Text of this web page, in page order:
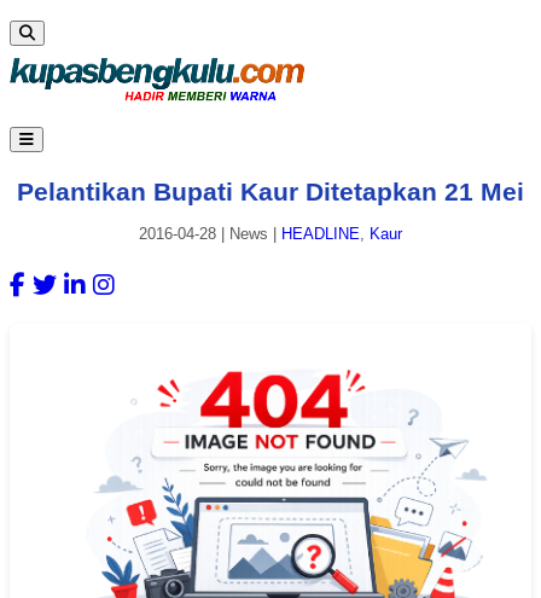
Pelantikan Bupati Kaur Ditetapkan 21 Mei
2016-04-28 News HEADLINE, Kaur